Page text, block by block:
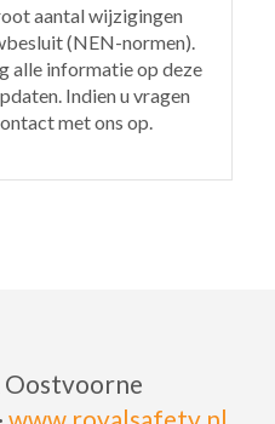
aantal wijzigingen
(NEN-normen).
alle informatie op deze
Indien u vragen
met ons op.
Oostvoorne